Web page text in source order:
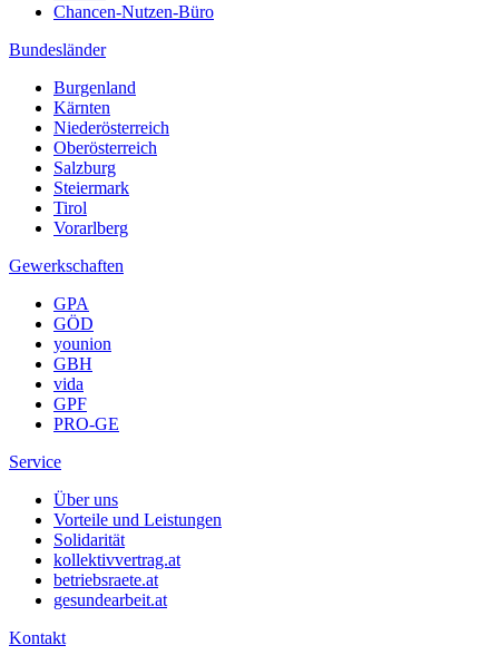
Chancen-Nutzen-Büro
Bundesländer
Burgenland
Kärnten
Niederösterreich
Oberösterreich
Salzburg
Steiermark
Tirol
Vorarlberg
Gewerkschaften
GPA
GÖD
younion
GBH
vida
GPF
PRO-GE
Service
Über uns
Vorteile und Leistungen
Solidarität
kollektivvertrag.at
betriebsraete.at
gesundearbeit.at
Kontakt